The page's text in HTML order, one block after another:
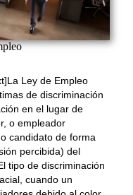
Ley de Empleo
de discriminación
en el lugar de
o empleador
candidato de forma
percibida) del
tipo de discriminación
cuando un